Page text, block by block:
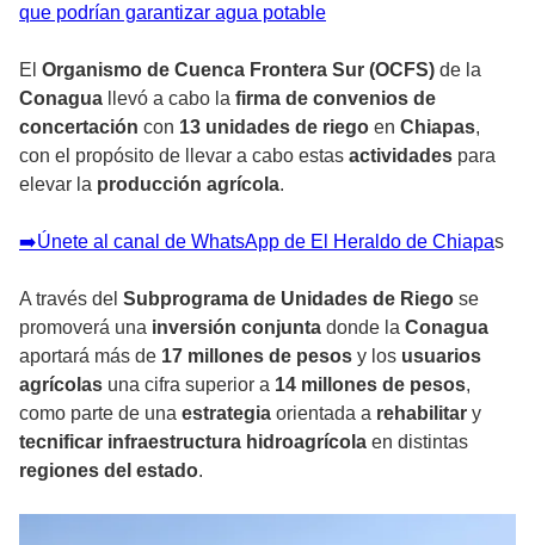
que podrían garantizar agua potable
El Organismo de Cuenca Frontera Sur (OCFS) de la
Conagua llevó a cabo la firma de convenios de
concertación con 13 unidades de riego en Chiapas,
con el propósito de llevar a cabo estas actividades para
elevar la producción agrícola.
➡️Únete al canal de WhatsApp de El Heraldo de Chiapas
A través del Subprograma de Unidades de Riego se
promoverá una inversión conjunta donde la Conagua
aportará más de 17 millones de pesos y los usuarios
agrícolas una cifra superior a 14 millones de pesos,
como parte de una estrategia orientada a rehabilitar y
tecnificar infraestructura hidroagrícola en distintas
regiones del estado.